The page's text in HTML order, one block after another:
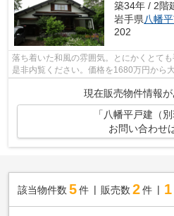
築34年 / 2階
岩手県八幡
202
落ち着いた和風の雰囲気。とにかくとて
是非内覧ください。価格を1680万円から
現在販売物件情報が
「八幡平戸建（
お問い合わせ
該当物件数 5件 販売数 2 件